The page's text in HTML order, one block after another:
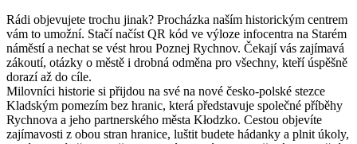
Rádi objevujete trochu jinak? Procházka naším historickým centrem
vám to umožní. Stačí načíst QR kód ve výloze infocentra na Starém
náměstí a nechat se vést hrou Poznej Rychnov. Čekají vás zajímavá
zákoutí, otázky o městě i drobná odměna pro všechny, kteří úspěšně
dorazí až do cíle.
Milovníci historie si přijdou na své na nové česko­‑polské stezce
Kladským pomezím bez hranic, která představuje společné příběhy
Rychnova a jeho partnerského města Kłodzko. Cestou objevíte
zajímavosti z obou stran hranice, luštit budete hádanky a plnit úkoly,